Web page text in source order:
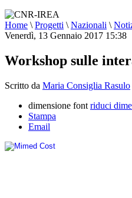
Home \ Progetti \ Nazionali \
Venerdì, 13 Gennaio 2017 15:38
Workshop sulle
Scritto da Maria Consiglia Rasulo
dimensione font riduci
Stampa
Email